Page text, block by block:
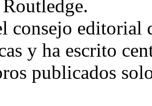
consejo editorial
y ha escrito
publicados